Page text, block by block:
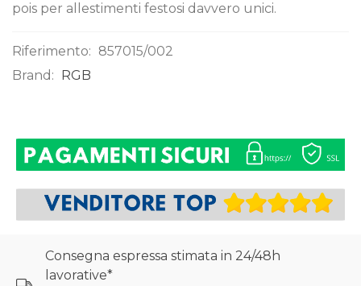
pois per allestimenti festosi davvero unici.
Riferimento: 857015/002
Brand:
RGB
Consegna espressa stimata in 24/48h
lavorative*